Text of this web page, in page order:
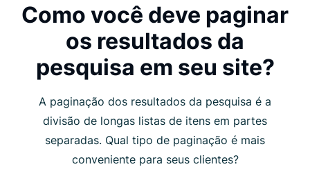
Como você deve paginar
os resultados da
pesquisa em seu site?
A paginação dos resultados da pesquisa é a
divisão de longas listas de itens em partes
separadas. Qual tipo de paginação é mais
conveniente para seus clientes?